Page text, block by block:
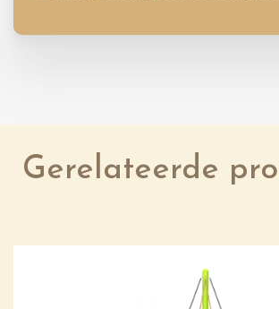
Gerelateerde